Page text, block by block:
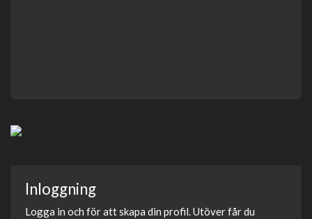
Inloggning
Logga in och för att skapa din profil. Utöver får du